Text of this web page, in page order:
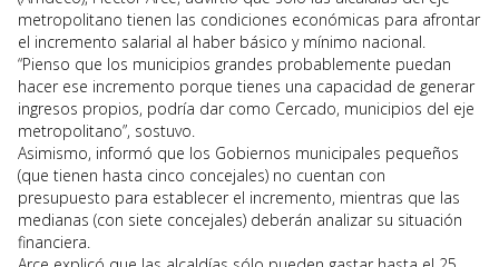
metropolitano tienen las condiciones económicas para afrontar
el incremento salarial al haber básico y mínimo nacional.
“Pienso que los municipios grandes probablemente puedan
hacer ese incremento porque tienes una capacidad de generar
ingresos propios, podría dar como Cercado, municipios del eje
metropolitano”, sostuvo.
Asimismo, informó que los Gobiernos municipales pequeños
(que tienen hasta cinco concejales) no cuentan con
presupuesto para establecer el incremento, mientras que las
medianas (con siete concejales) deberán analizar su situación
financiera.